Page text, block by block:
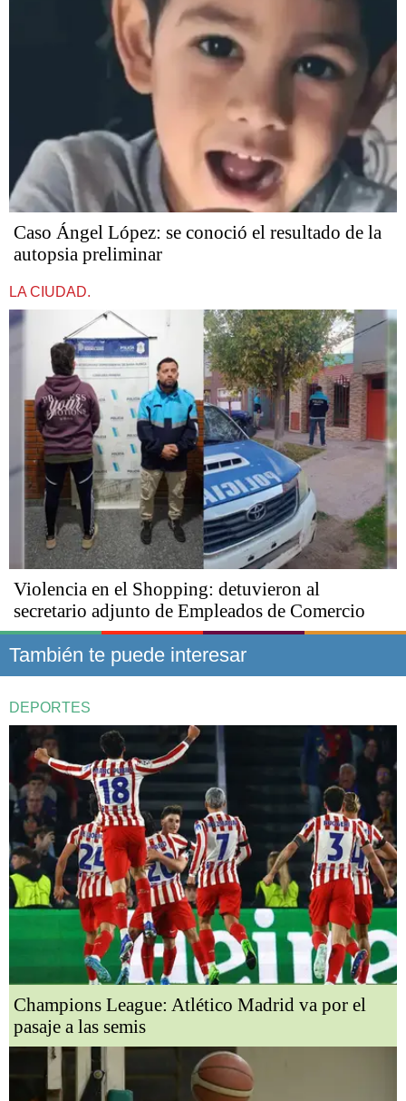
Caso Ángel López: se conoció el resultado de la
autopsia preliminar
LA CIUDAD.
Violencia en el Shopping: detuvieron al
secretario adjunto de Empleados de Comercio
También te puede interesar
DEPORTES
Champions League: Atlético Madrid va por el
pasaje a las semis